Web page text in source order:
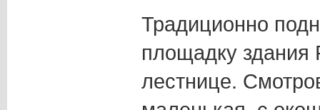
Традиционно
площадку здания
лестнице.